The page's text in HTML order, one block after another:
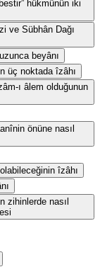
hükmünün iki
ve Sübhân Dağı
beyânı
üç noktada îzâhı
ı âlem olduğunun
önüne nasıl
îzâhı
zihinlerde nasıl